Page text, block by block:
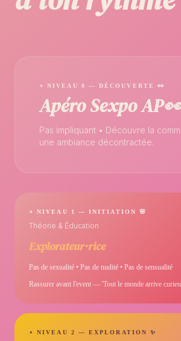
⋆ NIVEAU 0 — DÉCOUVERTE 👀
Apéro Sexpo AP👀
Pas impliquant • Découvre la
une ambiance décontractée.
⋆ NIVEAU 1 — INITIATION 🌸
Théorie & Éducation
Explorateur·rice
Pas de sexualité • Pas de nudité • Pas de sensualité
Rassurer avant l'event — 'Tout le monde arrive
⋆ NIVEAU 2 — EXPLORATION ✨